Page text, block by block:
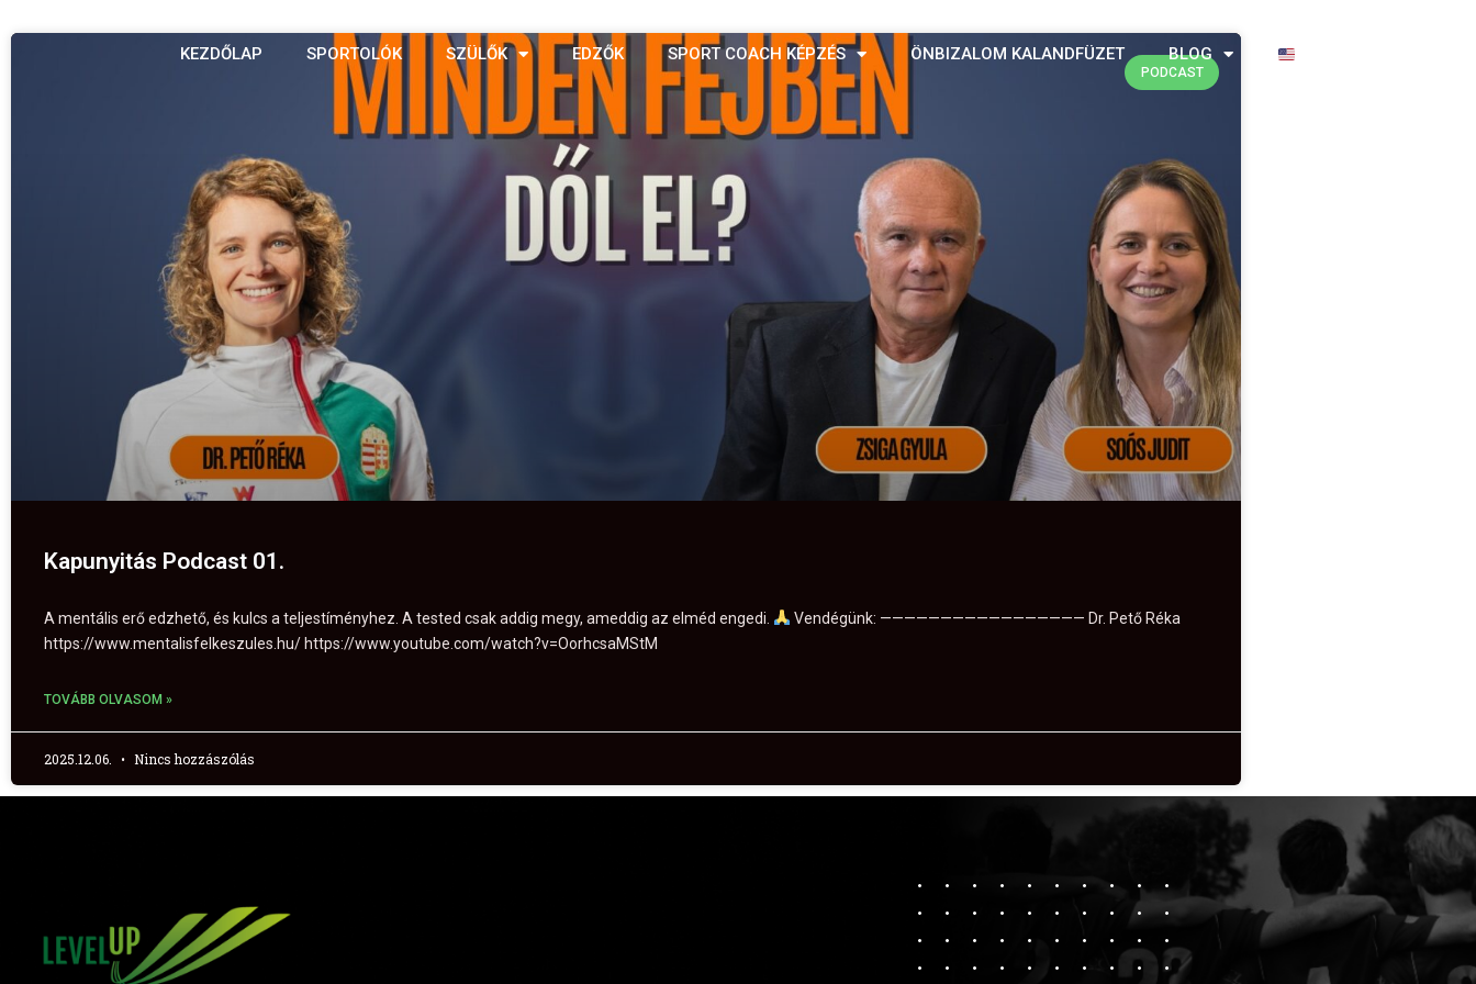
KEZDŐLAP SPORTOLÓK SZÜLŐK EDZŐK SPORT COACH KÉPZÉS ÖNBIZALOM KALANDFÜZET BLOG
PODCAST
Kapunyitás Podcast 01.
A mentális erő edzhető, és kulcs a teljestíményhez. A tested csak addig megy, ameddig az elméd engedi.
Vendégünk: ————————————————— Dr. Pető Réka
https://www.mentalisfelkeszules.hu/ https://www.youtube.com/watch?v=OorhcsaMStM
TOVÁBB OLVASOM »
2025.12.06. Nincs hozzászólás